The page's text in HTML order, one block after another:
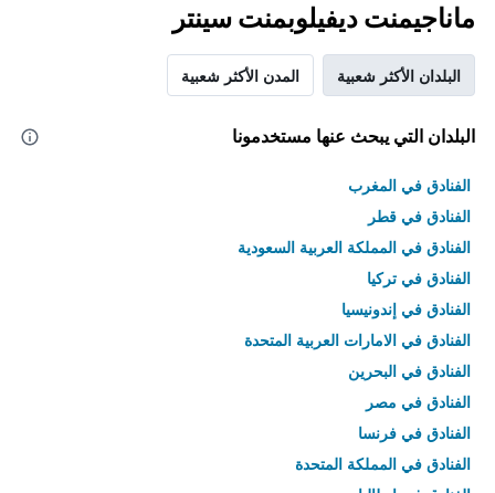
ماناجيمنت ديفيلوبمنت سينتر
البلدان الأكثر شعبية المدن الأكثر شعبية
البلدان التي يبحث عنها مستخدمونا
الفنادق في المغرب
الفنادق في قطر
الفنادق في المملكة العربية السعودية
الفنادق في تركيا
الفنادق في إندونيسيا
الفنادق في الامارات العربية المتحدة
الفنادق في البحرين
الفنادق في مصر
الفنادق في فرنسا
الفنادق في المملكة المتحدة